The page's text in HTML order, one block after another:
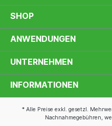
SHOP
ANWENDUNGEN
UNTERNEHMEN
INFORMATIONEN
* Alle Preise exkl. gesetzl.
Nachnahmegebühren,